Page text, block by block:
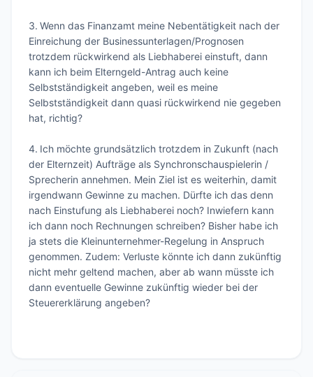
3.	Wenn das Finanzamt meine Nebentätigkeit nach der
Einreichung der Businessunterlagen/Prognosen
trotzdem rückwirkend als Liebhaberei einstuft, dann
kann ich beim Elterngeld-Antrag auch keine
Selbstständigkeit angeben, weil es meine
Selbstständigkeit dann quasi rückwirkend nie gegeben
hat, richtig?
4.	Ich möchte grundsätzlich trotzdem in Zukunft (nach
der Elternzeit) Aufträge als Synchronschauspielerin /
Sprecherin annehmen. Mein Ziel ist es weiterhin, damit
irgendwann Gewinne zu machen. Dürfte ich das denn
nach Einstufung als Liebhaberei noch? Inwiefern kann
ich dann noch Rechnungen schreiben? Bisher habe ich
ja stets die Kleinunternehmer-Regelung in Anspruch
genommen. Zudem: Verluste könnte ich dann zukünftig
nicht mehr geltend machen, aber ab wann müsste ich
dann eventuelle Gewinne zukünftig wieder bei der
Steuererklärung angeben?